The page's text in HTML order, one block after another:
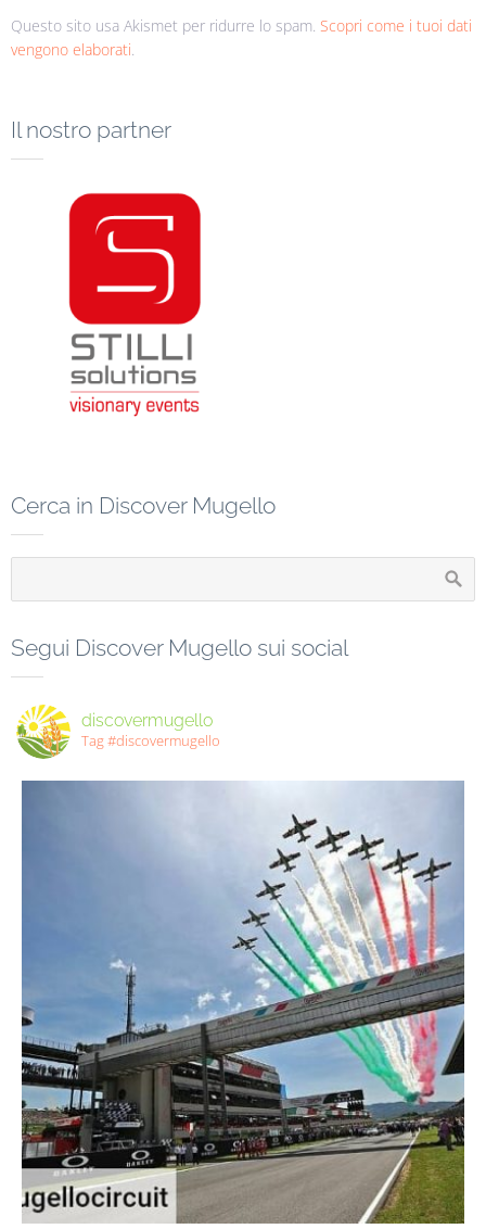
Questo sito usa Akismet per ridurre lo spam. Scopri come i tuoi dati
vengono elaborati
Il nostro partner
Cerca in Discover Mugello
Segui Discover Mugello sui social
discovermugello
Tag #discovermugello